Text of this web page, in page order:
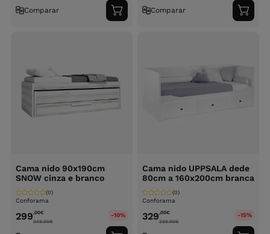
Comparar
Adicionar
ao
Comparar
ao
Cama nido 90x190cm
SNOW cinza e branco
Conforama
(0)
299,00€
349.00€
-10%
Cama nido UPPSALA dede
80cm a 160x200cm branca
Conforama
(0)
329,00€
399.00€
-15%